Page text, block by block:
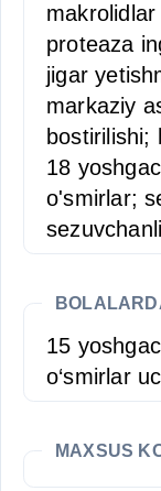
proteaza
jigar
markaziy
bostirilishi;
18
o'smirlar;
15
o‘smirlar
MAXSUS